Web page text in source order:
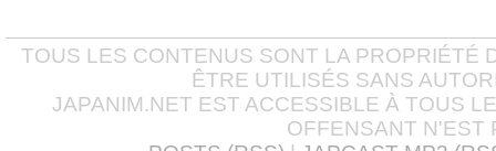
TOUS LES CONTENUS SONT LA PROPRIÉTÉ
ÊTRE UTILISÉS SANS
JAPANIM.NET EST ACCESSIBLE À TOUS
OFFENSANT N'EST